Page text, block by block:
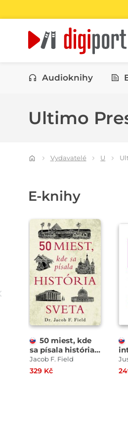
Kategorie
Audioknihy
Ultimo
Vydavatelé U
E-knihy
50 miest, kde
sa písala história
sveta
Jacob F. Field
329 Kč